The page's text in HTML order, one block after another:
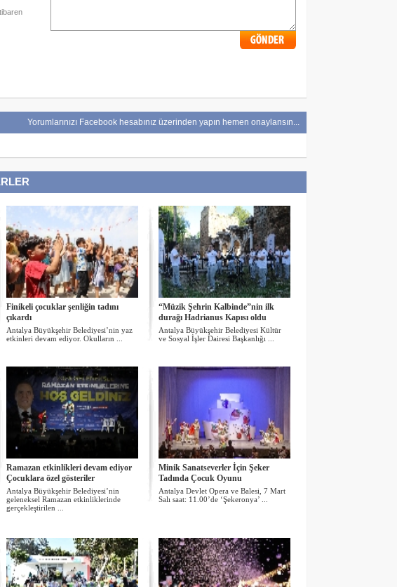
Yorumlarınızı Facebook hesabınız üzerinden yapın hemen onaylansın...
Finikeli çocuklar şenliğin tadını
çıkardı
Antalya Büyükşehir Belediyesi’nin yaz
etkinleri devam ediyor. Okulların ...
“Müzik Şehrin Kalbinde”nin ilk
durağı Hadrianus Kapısı oldu
Antalya Büyükşehir Belediyesi Kültür
ve Sosyal İşler Dairesi Başkanlığı ...
Ramazan etkinlikleri devam ediyor
Çocuklara özel gösteriler
Antalya Büyükşehir Belediyesi’nin
geleneksel Ramazan etkinliklerinde
gerçekleştirilen ...
Minik Sanatseverler İçin Şeker
Tadında Çocuk Oyunu
Antalya Devlet Opera ve Balesi, 7 Mart
Salı saat: 11.00’de ‘Şekeronya’ ...